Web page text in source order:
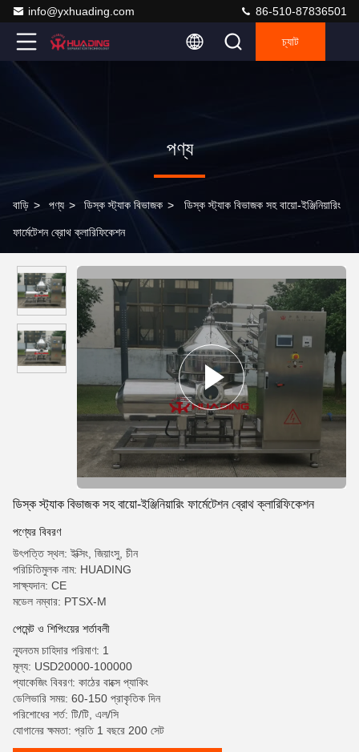
info@yxhuading.com 86-510-87836501
চ্যাট
পণ্য
বাড়ি > পণ্য > ডিস্ক স্ট্যাক বিভাজক > ডিস্ক স্ট্যাক বিভাজক সহ বায়ো-ইঞ্জিনিয়ারিং
ফার্মেটেশন ব্রোথ ক্লারিফিকেশন
ডিস্ক স্ট্যাক বিভাজক সহ বায়ো-ইঞ্জিনিয়ারিং ফার্মেটেশন ব্রোথ ক্লারিফিকেশন
পণ্যের বিবরণ
উৎপত্তি স্থল: ইক্সিং, জিয়াংসু, চীন
পরিচিতিমুলক নাম: HUADING
সাক্ষ্যদান: CE
মডেল নম্বার: PTSX-M
পেমেন্ট ও শিপিংয়ের শর্তাবলী
ন্যূনতম চাহিদার পরিমাণ: 1
মূল্য: USD20000-100000
প্যাকেজিং বিবরণ: কাঠের বাক্সে প্যাকিং
ডেলিভারি সময়: 60-150 প্রাকৃতিক দিন
পরিশোধের শর্ত: টি/টি, এল/সি
যোগানের ক্ষমতা: প্রতি 1 বছরে 200 সেট